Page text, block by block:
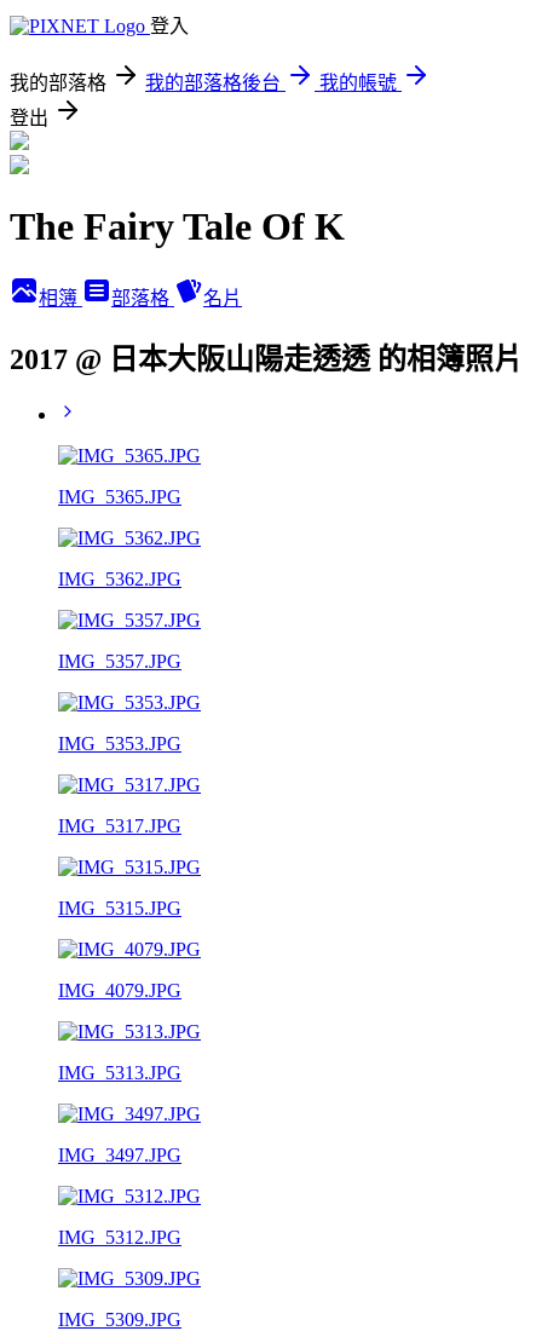
登入
我的部落格 我的部落格後台
我的帳號
登出
The Fairy Tale Of K
相簿 部落格 名片
2017 @ 日本大阪山陽走透透 的相簿照片
IMG_5365.JPG
IMG_5362.JPG
IMG_5357.JPG
IMG_5353.JPG
IMG_5317.JPG
IMG_5315.JPG
IMG_4079.JPG
IMG_5313.JPG
IMG_3497.JPG
IMG_5312.JPG
IMG_5309.JPG